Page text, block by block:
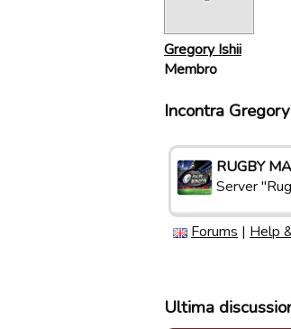
Gregory Ishii
Membro
Incontra
RUGBY
Server
Forums | Help
Ultima